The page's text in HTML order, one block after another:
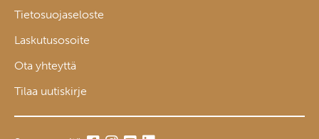
Tietosuojaseloste
Laskutusosoite
Ota yhteyttä
Tilaa uutiskirje